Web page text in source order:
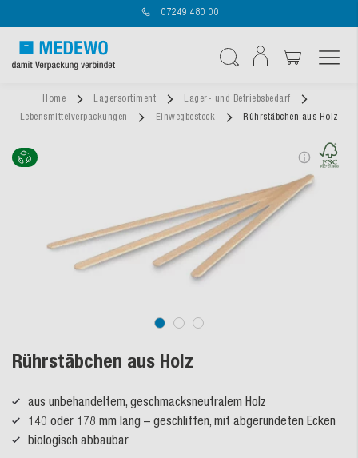
07249 480 00
Home Lagersortiment
Lager- und Betriebsbedarf
Lebensmittelverpackungen
Einwegbesteck Rührstäbchen aus Holz
Rührstäbchen aus Holz
aus unbehandeltem, geschmacksneutralem Holz
140 oder 178 mm lang – geschliffen, mit abgerundeten Ecken
biologisch abbaubar